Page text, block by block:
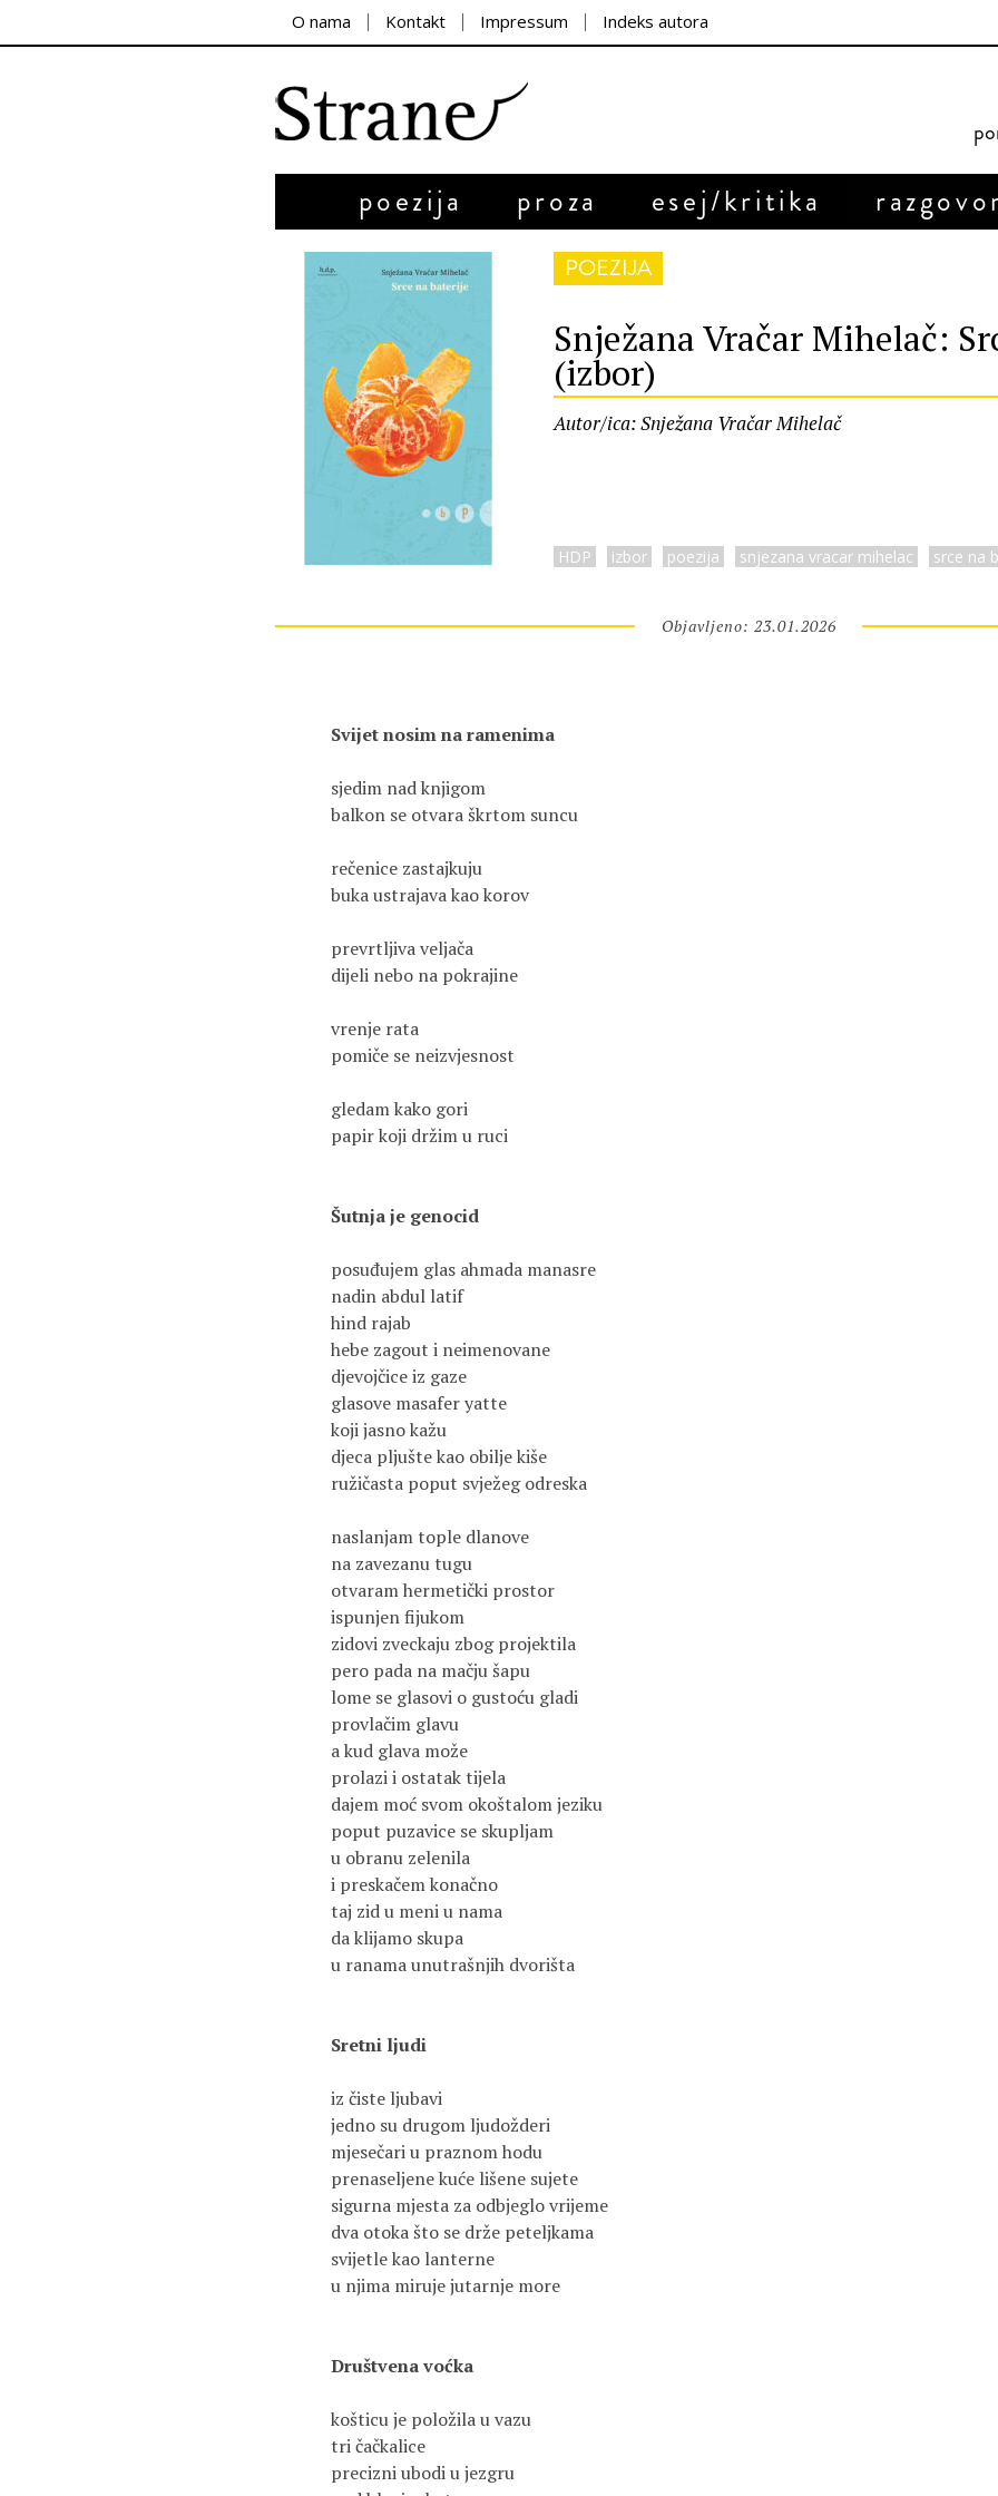
O nama Kontakt Impressum Indeks autora
poezija proza esej/kritika
POEZIJA
Snježana Vračar Mihelač:
(izbor)
Autor/ica: Snježana Vračar Mihelač
HDP izbor poezija snjezana vracar mihelac srce na
Objavljeno: 23.01.2026
Svijet nosim na ramenima
sjedim nad knjigom
balkon se otvara škrtom suncu
rečenice zastajkuju
buka ustrajava kao korov
prevrtljiva veljača
dijeli nebo na pokrajine
vrenje rata
pomiče se neizvjesnost
gledam kako gori
papir koji držim u ruci
Šutnja je genocid
posuđujem glas ahmada manasre
nadin abdul latif
hind rajab
hebe zagout i neimenovane
djevojčice iz gaze
glasove masafer yatte
koji jasno kažu
djeca pljušte kao obilje kiše
ružičasta poput svježeg odreska
naslanjam tople dlanove
na zavezanu tugu
otvaram hermetički prostor
ispunjen fijukom
zidovi zveckaju zbog projektila
pero pada na mačju šapu
lome se glasovi o gustoću gladi
provlačim glavu
a kud glava može
prolazi i ostatak tijela
dajem moć svom okoštalom jeziku
poput puzavice se skupljam
u obranu zelenila
i preskačem konačno
taj zid u meni u nama
da klijamo skupa
u ranama unutrašnjih dvorišta
Sretni ljudi
iz čiste ljubavi
jedno su drugom ljudožderi
mjesečari u praznom hodu
prenaseljene kuće lišene sujete
sigurna mjesta za odbjeglo vrijeme
dva otoka što se drže peteljkama
svijetle kao lanterne
u njima miruje jutarnje more
Društvena voćka
košticu je položila u vazu
tri čačkalice
precizni ubodi u jezgru